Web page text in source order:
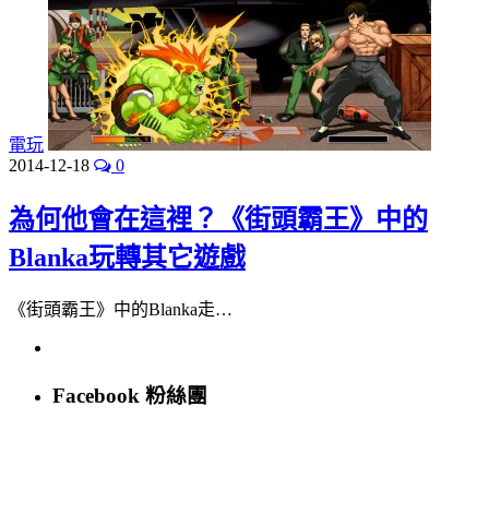
電玩
2014-12-18
0
為何他會在這裡？《街頭霸王》中的
Blanka玩轉其它遊戲
《街頭霸王》中的Blanka走…
Facebook 粉絲團